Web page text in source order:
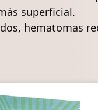
superficial.
hematomas